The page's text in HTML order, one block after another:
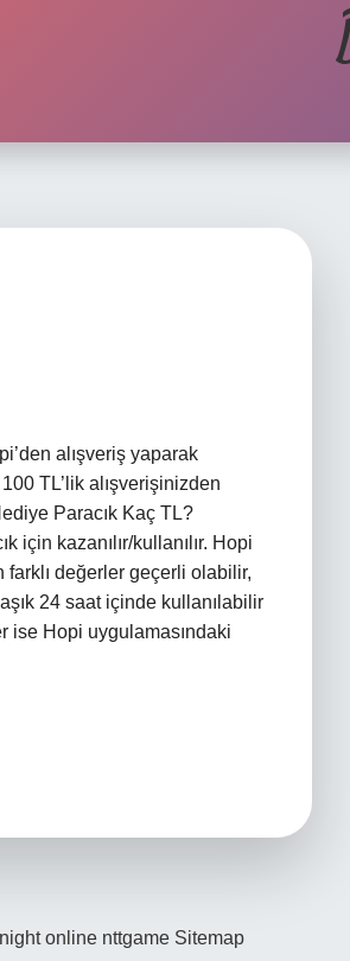
alışveriş yaparak
TL’lik alışverişinizden
Paracık Kaç TL?
için kazanılır/kullanılır. Hopi
değerler geçerli olabilir,
24 saat içinde kullanılabilir
ise Hopi uygulamasındaki
online nttgame Sitemap